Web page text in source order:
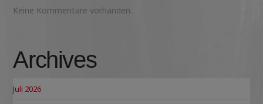
Keine Kommentare vorhanden.
Archives
Juli 2026